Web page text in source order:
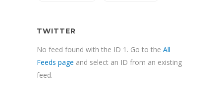
TWITTER
No feed found with the ID 1. Go to the All
Feeds page and select an ID from an existing
feed.